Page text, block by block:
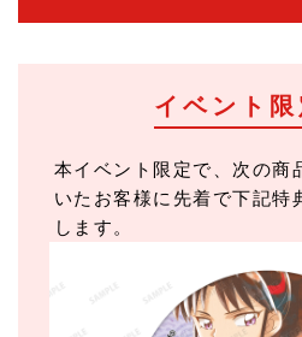
イベント
本イベント限定で、次の商
いたお客様に先着で下記特
します。